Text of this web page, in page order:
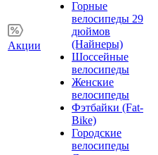
Акции
Горные
велосипеды 29
дюймов
(Найнеры)
Шоссейные
велосипеды
Женские
велосипеды
Фэтбайки (Fat-
Bike)
Городские
велосипеды